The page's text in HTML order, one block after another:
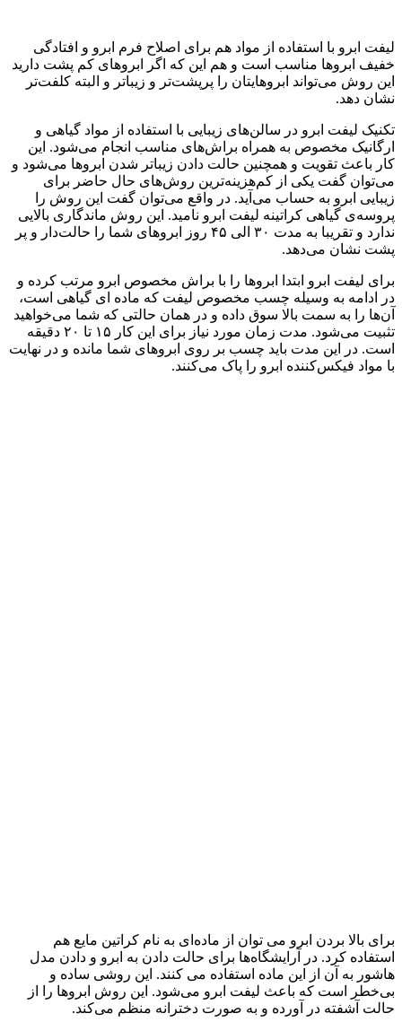
لیفت ابرو با استفاده از مواد هم برای اصلاح فرم ابرو و افتادگی
خفیف ابروها مناسب است و هم این که اگر ابروهای کم پشت دارید
این روش می‌تواند ابروهایتان را پرپشت‌تر و زیباتر و البته کلفت‌تر
نشان دهد.
تکنیک لیفت ابرو در سالن‌های زیبایی با استفاده از مواد گیاهی و
ارگانیک مخصوص به همراه براش‌های مناسب انجام می‌شود. این
کار باعث تقویت و همچنین حالت دادن زیباتر شدن ابروها می‌شود و
می‌توان گفت یکی از کم‌هزینه‌ترین روش‌های حال حاضر برای
زیبایی ابرو به حساب می‌آید. در واقع می‌توان گفت این روش را
پروسه‌ی گیاهی کراتینه لیفت ابرو نامید. این روش ماندگاری بالایی
ندارد و تقریبا به مدت ۳۰ الی ۴۵ روز ابرو‌های شما را حالت‌دار و پر
پشت نشان می‌دهد.
برای لیفت ابرو ابتدا ابروها را با براش مخصوص ابرو مرتب کرده و
در ادامه به وسیله چسب مخصوص لیفت که ماده ای گیاهی است،
آن‌ها را به سمت بالا سوق داده و در همان حالتی که شما می‌خواهید
تثبیت می‌شود. مدت زمان مورد نیاز برای این کار ۱۵ تا ۲۰ دقیقه
است. در این مدت باید چسب بر روی ابروهای شما مانده و در نهایت
با مواد فیکس‌کننده ابرو را پاک می‌کنند.
برای بالا بردن ابرو می توان از ماده‌ای به نام کراتین مایع هم
استفاده کرد. در آرایشگاه‌ها برای حالت دادن به ابرو و دادن مدل
هاشور به آن از این ماده استفاده می کنند. این روشی ساده و
بی‌خطر است که باعث لیفت ابرو می‌شود. این روش ابروها را از
حالت آشفته در آورده و به صورت دخترانه منظم می‌کند.